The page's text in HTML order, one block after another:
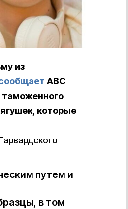
из
ABC
таможенного
которые
путем и
в том